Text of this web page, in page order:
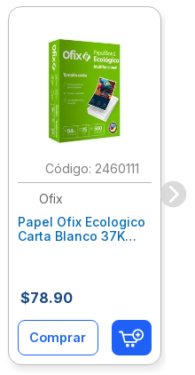
: 2460111
Ofix
Papel Ofix Ecologico
Carta Blanco 37K
$78.90
Comprar